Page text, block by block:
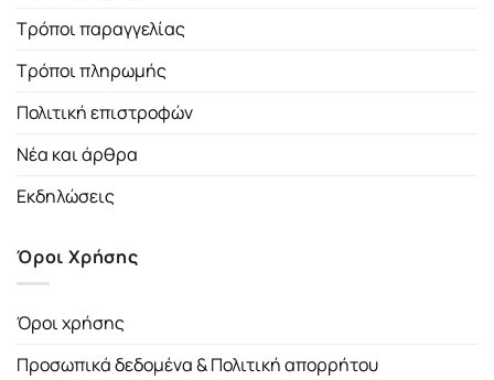
Τρόποι παραγγελίας
Τρόποι πληρωμής
Πολιτική επιστροφών
Νέα και άρθρα
Εκδηλώσεις
Όροι Χρήσης
Όροι χρήσης
Προσωπικά δεδομένα & Πολιτική απορρήτου